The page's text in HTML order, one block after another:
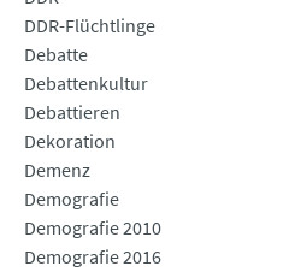
DDR-Flüchtlinge
Debatte
Debattenkultur
Debattieren
Dekoration
Demenz
Demografie
Demografie 2010
Demografie 2016